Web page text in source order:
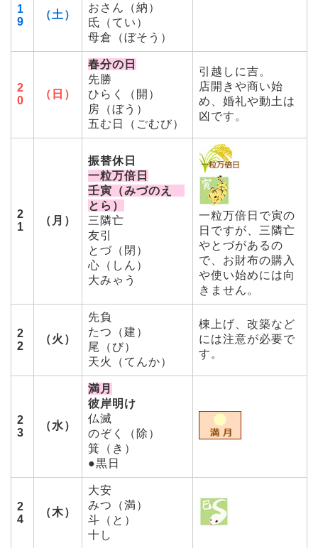
1
9
（土）
おさん（納）
氐（てい）
母倉（ぼそう）
2
0
（日）
春分の日
先勝
ひらく（開）
房（ぼう）
五む日（ごむび）
引越しに吉。
店開きや商い始
め、婚礼や動土は
凶です。
2
1
（月）
振替休日
一粒万倍日
壬寅（みづのえ
とら）
三隣亡
友引
とづ（閉）
心（しん）
大みゃう
一粒万倍日で寅の
日ですが、三隣亡
やとづがあるの
で、お財布の購入
や使い始めには向
きません。
2
2
（火）
先負
たつ（建）
尾（び）
天火（てんか）
棟上げ、改築など
には注意が必要で
す。
2
3
（水）
満月
彼岸明け
仏滅
のぞく（除）
箕（き）
●黒日
2
4
（木）
大安
みつ（満）
斗（と）
十し